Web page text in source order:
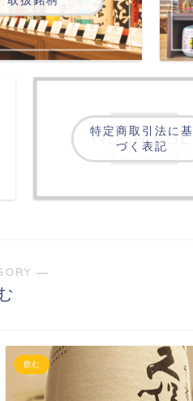
特定商取引法に基
づく表記
―
飲む